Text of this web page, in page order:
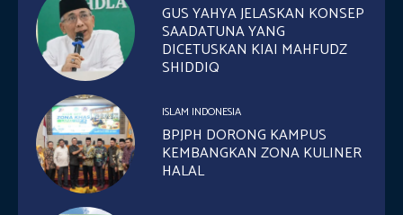
GUS YAHYA JELASKAN KONSEP
SAADATUNA YANG
DICETUSKAN KIAI MAHFUDZ
SHIDDIQ
ISLAM INDONESIA
BPJPH DORONG KAMPUS
KEMBANGKAN ZONA KULINER
HALAL